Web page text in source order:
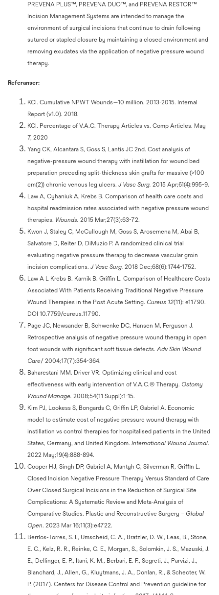
PREVENA PLUS™, PREVENA DUO™, and PREVENA RESTOR™
Incision Management Systems are intended to manage the
environment of surgical incisions that continue to drain following
sutured or stapled closure by maintaining a closed environment and
removing exudates via the application of negative pressure wound
therapy.
Referanser:
KCI. Cumulative NPWT Wounds—10 million. 2013-2015. Internal
Report (v1.0). 2018.
KCI. Percentage of V.A.C. Therapy Articles vs. Comp Articles. May
7, 2020
Yang CK, Alcantara S, Goss S, Lantis JC 2nd. Cost analysis of
negative-pressure wound therapy with instillation for wound bed
preparation preceding split-thickness skin grafts for massive (>100
cm(2)) chronic venous leg ulcers. J Vasc Surg. 2015 Apr;61(4):995-9.
Law A, Cyhaniuk A, Krebs B. Comparison of health care costs and
hospital readmission rates associated with negative pressure wound
therapies. Wounds. 2015 Mar;27(3):63-72.
Kwon J, Staley C, McCullough M, Goss S, Arosemena M, Abai B,
Salvatore D, Reiter D, DiMuzio P. A randomized clinical trial
evaluating negative pressure therapy to decrease vascular groin
incision complications. J Vasc Surg. 2018 Dec;68(6):1744-1752.
Law A L Krebs B. Karnik B. Griffin L. Comparison of Healthcare Costs
Associated With Patients Receiving Traditional Negative Pressure
Wound Therapies in the Post Acute Setting. Cureus 12(11): e11790.
DOI 10.7759/cureus.11790.
Page JC, Newsander B, Schwenke DC, Hansen M, Ferguson J.
Retrospective analysis of negative pressure wound therapy in open
foot wounds with significant soft tissue defects. Adv Skin Wound
Care/ 2004;17(7):354-364.
Baharestani MM. Driver VR. Optimizing clinical and cost
effectiveness with early intervention of V.A.C.® Therapy. Ostomy
Wound Manage. 2008;54(11 Suppl):1-15.
Kim PJ, Lookess S, Bongards C, Griffin LP, Gabriel A. Economic
model to estimate cost of negative pressure wound therapy with
instillation vs control therapies for hospitalised patients in the United
States, Germany, and United Kingdom. International Wound Journal.
2022 May;19(4):888-894.
Cooper HJ, Singh DP, Gabriel A, Mantyh C, Silverman R, Griﬃn L.
Closed Incision Negative Pressure Therapy Versus Standard of Care
Over Closed Surgical Incisions in the Reduction of Surgical Site
Complications: A Systematic Review and Meta-Analysis of
Comparative Studies. Plastic and Reconstructive Surgery – Global
Open. 2023 Mar 16;11(3):e4722.
Berríos-Torres, S. I., Umscheid, C. A., Bratzler, D. W., Leas, B., Stone,
E. C., Kelz, R. R., Reinke, C. E., Morgan, S., Solomkin, J. S., Mazuski, J.
E., Dellinger, E. P., Itani, K. M., Berbari, E. F., Segreti, J., Parvizi, J.,
Blanchard, J., Allen, G., Kluytmans, J. A., Donlan, R., & Schecter, W.
P. (2017). Centers for Disease Control and Prevention guideline for